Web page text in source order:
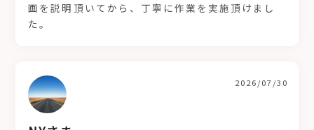
画を説明頂いてから、丁寧に作業を実施頂けまし
た。
2026/07/30